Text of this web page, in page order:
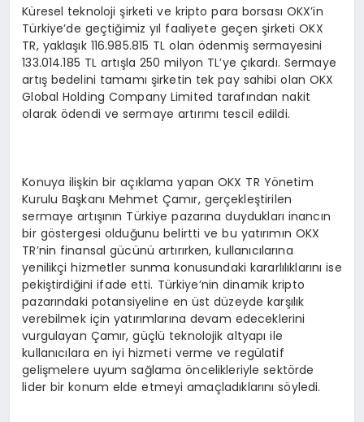
Küresel teknoloji şirketi ve kripto para borsası OKX’in
Türkiye’de geçtiğimiz yıl faaliyete geçen şirketi OKX
TR, yaklaşık 116.985.815 TL olan ödenmiş sermayesini
133.014.185 TL artışla 250 milyon TL’ye çıkardı. Sermaye
artış bedelini tamamı şirketin tek pay sahibi olan OKX
Global Holding Company Limited tarafından nakit
olarak ödendi ve sermaye artırımı tescil edildi.
Konuya ilişkin bir açıklama yapan OKX TR Yönetim
Kurulu Başkanı Mehmet Çamır, gerçekleştirilen
sermaye artışının Türkiye pazarına duydukları inancın
bir göstergesi olduğunu belirtti ve bu yatırımın OKX
TR’nin finansal gücünü artırırken, kullanıcılarına
yenilikçi hizmetler sunma konusundaki kararlılıklarını ise
pekiştirdiğini ifade etti. Türkiye’nin dinamik kripto
pazarındaki potansiyeline en üst düzeyde karşılık
verebilmek için yatırımlarına devam edeceklerini
vurgulayan Çamır, güçlü teknolojik altyapı ile
kullanıcılara en iyi hizmeti verme ve regülatif
gelişmelere uyum sağlama öncelikleriyle sektörde
lider bir konum elde etmeyi amaçladıklarını söyledi.